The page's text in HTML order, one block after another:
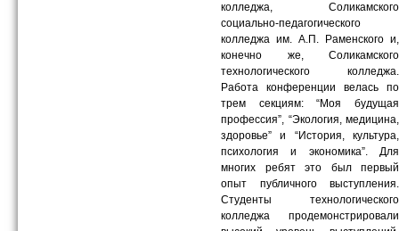
колледжа, Соликамского
социально-педагогического
колледжа им. А.П. Раменского и,
конечно же, Соликамского
технологического колледжа.
Работа конференции велась по
трем секциям: “Моя будущая
профессия”, “Экология, медицина,
здоровье” и “История, культура,
психология и экономика”. Для
многих ребят это был первый
опыт публичного выступления.
Студенты технологического
колледжа продемонстрировали